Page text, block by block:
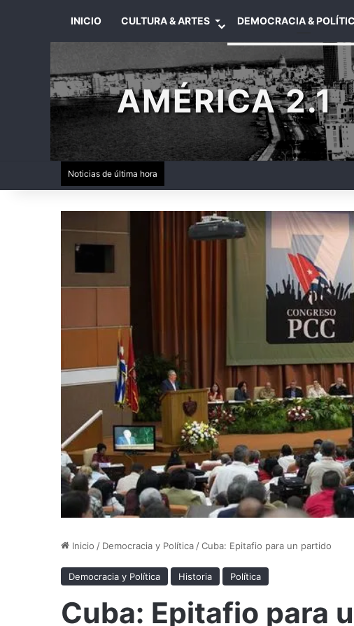
INICIO CULTURA & ARTES DEMOCRACIA &
AMÉRICA 2.1
Noticias de última hora
Inicio / Democracia y Política/Cuba: Epitafio para un partido
Democracia y Política Historia Política
Cuba: Epitafio para